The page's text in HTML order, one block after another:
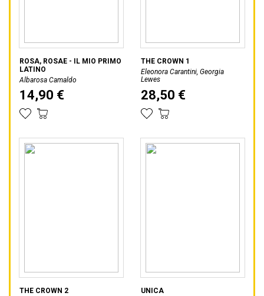
ROSA, ROSAE - IL MIO PRIMO
LATINO
Albarosa Camaldo
14,90 €
THE CROWN 1
Eleonora Carantini, Georgia
Lewes
28,50 €
THE CROWN 2
UNICA